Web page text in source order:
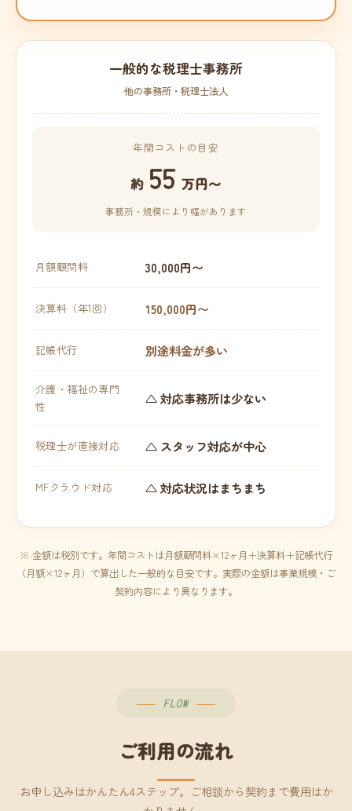
一般的な税理士事務所
他の事務所・税理士法人
年間コストの目安
約 55 万円〜
事務所・規模により幅があります
月額顧問料 30,000円〜
決算料（年1回） 150,000円〜
記帳代行 別途料金が多い
介護・福祉の専門
性
△ 対応事務所は少ない
税理士が直接対応 △ スタッフ対応が中心
MFクラウド対応 △ 対応状況はまちまち
※ 金額は税別です。年間コストは月額顧問料×12ヶ月＋決算料＋記帳代行
（月額×12ヶ月）で算出した一般的な目安です。実際の金額は事業規模・ご
契約内容により異なります。
FLOW
ご利用の流れ
お申し込みはかんたん4ステップ。ご相談から契約まで費用はか